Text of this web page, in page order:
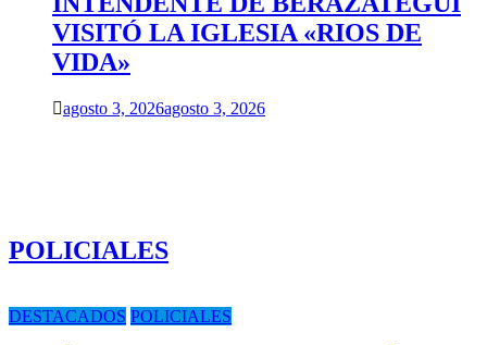
VISITÓ LA IGLESIA «RIOS DE
VIDA»
agosto 3, 2026agosto 3, 2026
POLICIALES
DESTACADOS POLICIALES